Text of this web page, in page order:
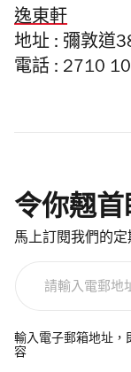
逸東軒
地址 : 彌敦道
電話 : 2710
令你翹
馬上訂閱我們的
電
郵
輸入電子郵箱地址，
容